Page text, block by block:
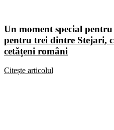
Un moment special
pentru trei dintre Stejari,
cetățeni români
Citește articolul